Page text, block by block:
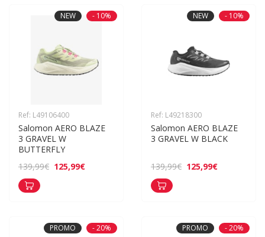
NEW - 10%
Ref: L49106400
Salomon AERO BLAZE
3 GRAVEL W
BUTTERFLY
139,99€ 125,99€
NEW - 10%
Ref: L49218300
Salomon AERO BLAZE
3 GRAVEL W BLACK
139,99€ 125,99€
PROMO - 20% PROMO - 20%